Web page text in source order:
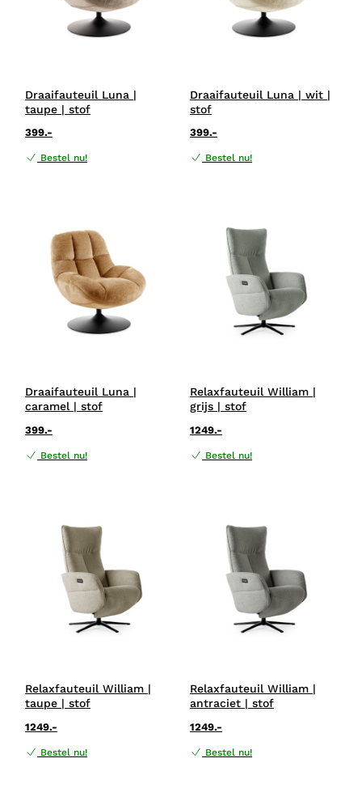
Draaifauteuil Luna |
taupe | stof
399.-
Bestel nu!
Draaifauteuil Luna | wit |
stof
399.-
Bestel nu!
Draaifauteuil Luna |
caramel | stof
399.-
Bestel nu!
Relaxfauteuil William |
grijs | stof
1249.-
Bestel nu!
Relaxfauteuil William |
taupe | stof
1249.-
Bestel nu!
Relaxfauteuil William |
antraciet | stof
1249.-
Bestel nu!